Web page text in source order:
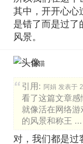
其中，开开心心
是错了而是过了
风景。
猫猫
引用: 阿娟 发表于
看了这篇文章感
就像活在网络游
的风景和称王 ...
对，我们都是过